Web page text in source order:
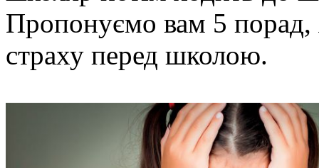
Пропонуємо вам 5 порад,
страху перед школою.